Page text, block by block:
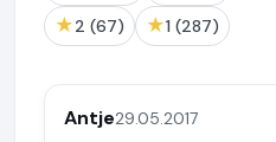
★ 2 (67) ★ 1 (287)
Antje29.05.2017